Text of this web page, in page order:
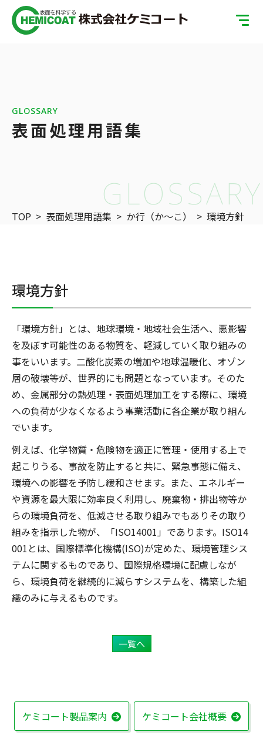
ISOへの取り組み
表面処理の基礎知識
お問い合わせ
GLOSSARY
GLOSSARY
表面処理用語集
TOP > 表面処理用語集 > か行（か〜こ） > 環境方針
環境方針
「環境方針」とは、地球環境・地域社会生活へ、悪影響
を及ぼす可能性のある物質を、軽減していく取り組みの
事をいいます。二酸化炭素の増加や地球温暖化、オゾン
層の破壊等が、世界的にも問題となっています。そのた
め、金属部分の熱処理・表面処理加工をする際に、環境
への負荷が少なくなるよう事業活動に各企業が取り組ん
でいます。
例えば、化学物質・危険物を適正に管理・使用する上で
起こりうる、事故を防止すると共に、緊急事態に備え、
環境への影響を予防し緩和させます。また、エネルギー
や資源を最大限に効率良く利用し、廃棄物・排出物等か
らの環境負荷を、低減させる取り組みでもありその取り
組みを指示した物が、「ISO14001」であります。ISO14
001とは、国際標準化機構(ISO)が定めた、環境管理シス
テムに関するものであり、国際規格環境に配慮しなが
ら、環境負荷を継続的に減らすシステムを、構築した組
織のみに与えるものです。
一覧へ
ケミコート製品案内 ケミコート会社概要